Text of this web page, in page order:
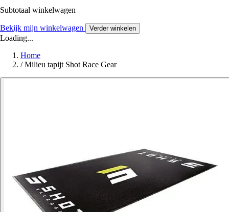
Subtotaal winkelwagen
Bekijk mijn winkelwagen Verder winkelen
Loading...
Home
/ Milieu tapijt Shot Race Gear